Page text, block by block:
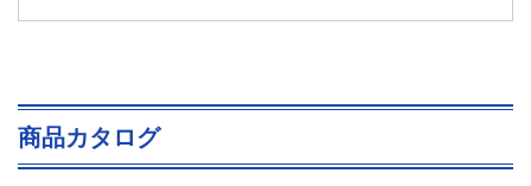
商品カタログ